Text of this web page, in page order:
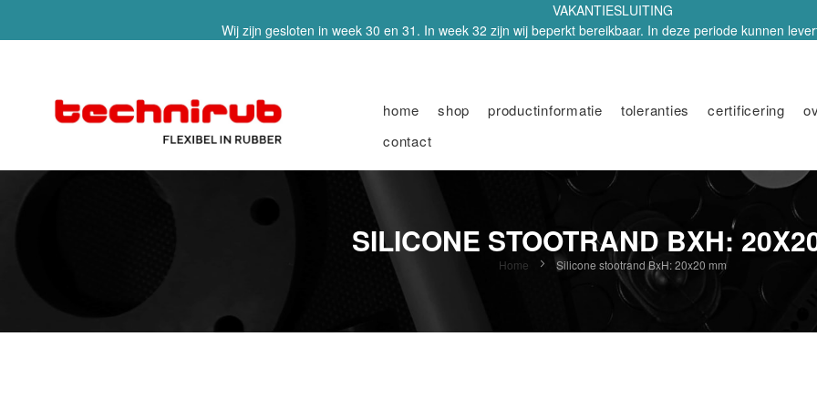
VAKANTIESLUITING
Wij zijn gesloten in week 30 en 31. In week 32 zijn wij beperkt bereikbaar. In deze periode kunnen
home shop productinformatie toleranties certificering
contact
SILICONE STOOTRAND BXH:
Home Silicone stootrand BxH: 20x20 mm